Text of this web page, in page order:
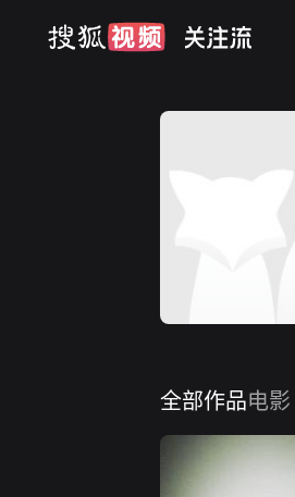
全部作品电影